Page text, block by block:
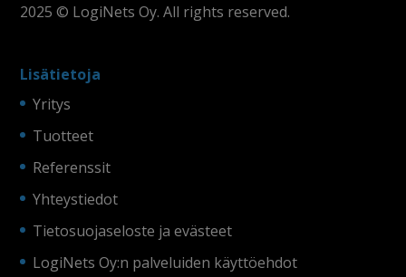
2025 © LogiNets Oy. All rights reserved.
Lisätietoja
Yritys
Tuotteet
Referenssit
Yhteystiedot
Tietosuojaseloste ja evästeet
LogiNets Oy:n palveluiden käyttöehdot